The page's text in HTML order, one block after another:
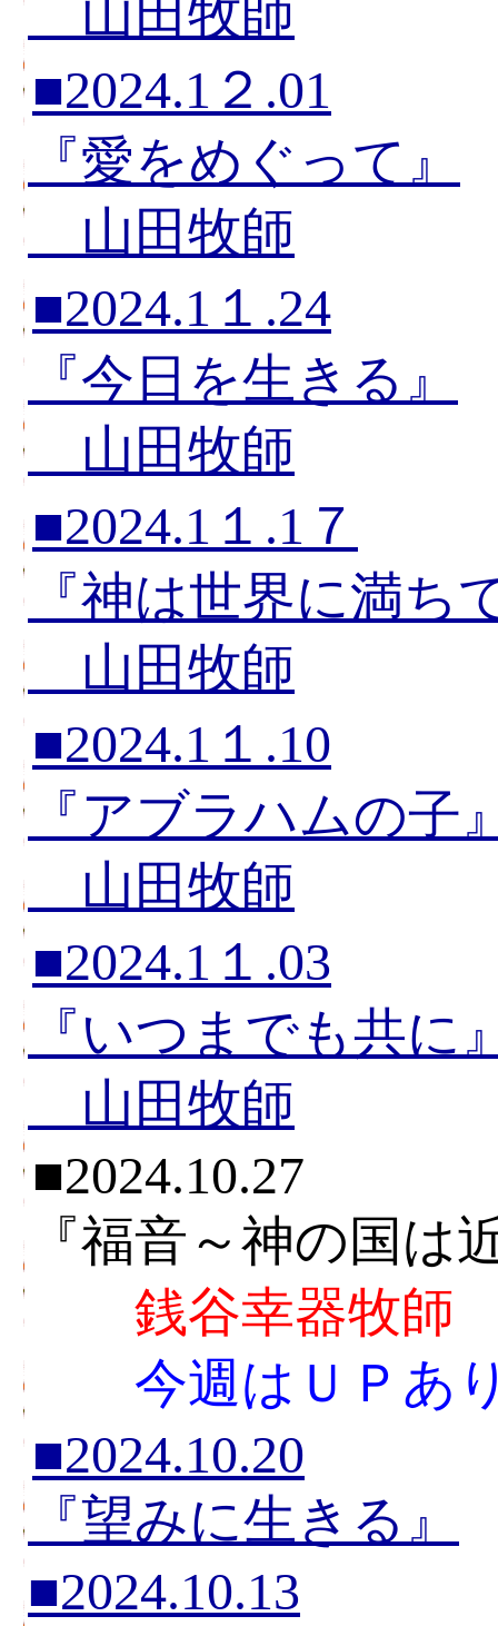
山田牧師
■2024.1２.01
『愛をめぐって』
山田牧師
■2024.1１.24
『今日を生きる』
山田牧師
■2024.1１.1７
『神は世界に満ち
山田牧師
■2024.1１.10
『アブラハムの子
山田牧師
■2024.1１.03
『いつまでも共に
山田牧師
■2024.10.27
『福音～神の国は
銭谷幸器牧師
今週はＵＰあ
■2024.10.20
『望みに生きる』
■2024.10.13